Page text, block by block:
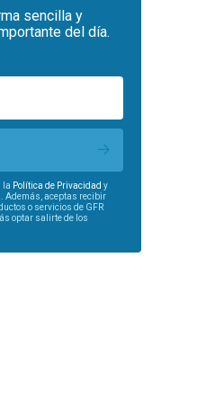
sencilla y
del día.
la Política de Privacidad y
Además, aceptas recibir
o servicios de GFR
optar salirte de los